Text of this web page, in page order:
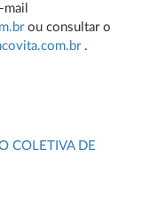
ou consultar o
.
COLETIVA DE